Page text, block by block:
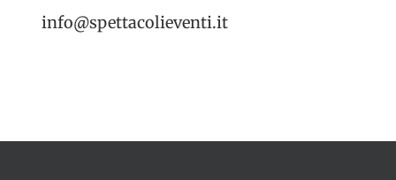
info@spettacolieventi.it